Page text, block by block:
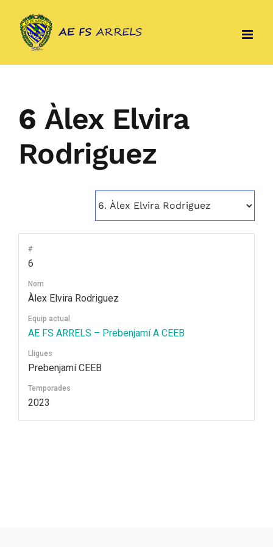
content
6 Àlex Elvira
Rodriguez
#
6
Nom
Àlex Elvira Rodriguez
Equip actual
AE FS ARRELS – Prebenjamí A CEEB
Lligues
Prebenjamí CEEB
Temporades
2023